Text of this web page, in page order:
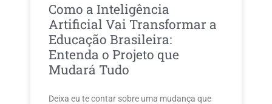
Como a Inteligência
Artificial Vai Transformar a
Educação Brasileira:
Entenda o Projeto que
Mudará Tudo
Deixa eu te contar sobre uma mudança que